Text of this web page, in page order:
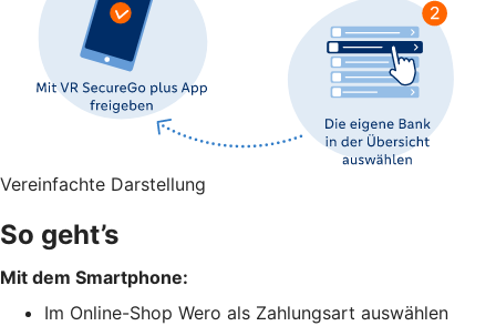
Vereinfachte Darstellung
So geht’s
Mit dem Smartphone:
Im Online-Shop Wero als Zahlungsart auswählen